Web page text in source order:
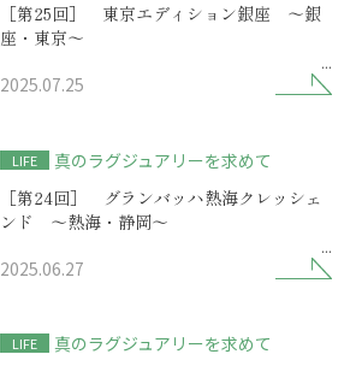
［第25回］ 東京エディション銀座 ～銀
座・東京～
銀座の街に現れた隠れ家ホテル
2025.07.25
LIFE
真のラグジュアリーを求めて
［第24回］ グランバッハ熱海クレッシェ
ンド ～熱海・静岡～
森と海ともうひとつの熱海で、
2025.06.27
LIFE
真のラグジュアリーを求めて